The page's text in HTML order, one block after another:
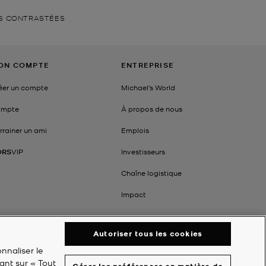
CONTRASTÉES
COMPTE
un compte
un ami
VIP
ENTREPRISE
Michael's World
À propos de nous
Emplois
Investisseurs
Chaîne logistique
Impact
le
sur « Tout
Autoriser tous les cookies